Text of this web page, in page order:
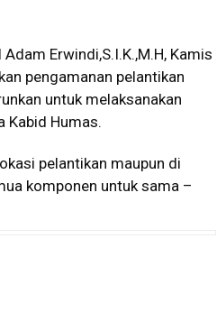
Erwindi,S.I.K.,M.H, Kamis
pengamanan pelantikan
untuk melaksanakan
Kabid Humas.
pelantikan maupun di
komponen untuk sama –